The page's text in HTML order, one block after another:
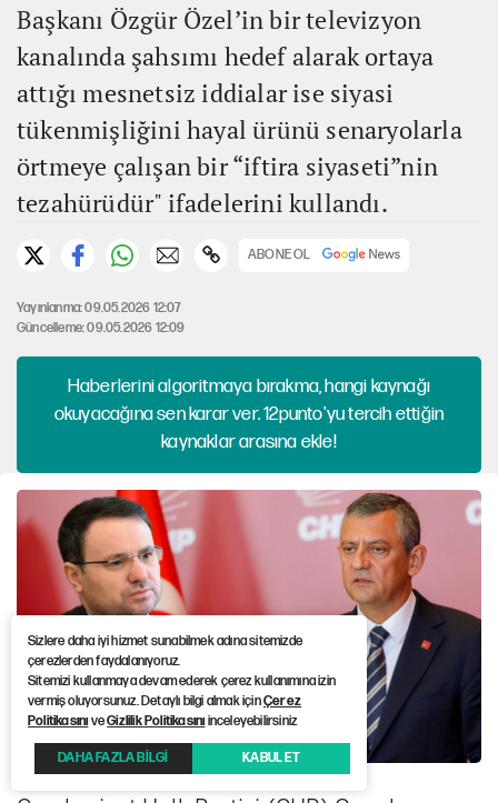
Başkanı Özgür Özel’in bir televizyon
kanalında şahsımı hedef alarak ortaya
attığı mesnetsiz iddialar ise siyasi
tükenmişliğini hayal ürünü senaryolarla
örtmeye çalışan bir “iftira siyaseti”nin
tezahürüdür" ifadelerini kullandı.
ABONE OL
Yayınlanma: 09.05.2026 12:07
Güncelleme: 09.05.2026 12:09
Haberlerini algoritmaya bırakma, hangi kaynağı
okuyacağına sen karar ver. 12punto'yu tercih ettiğin
kaynaklar arasına ekle!
Sizlere daha iyi hizmet sunabilmek adına sitemizde
çerezlerden faydalanıyoruz.
Sitemizi kullanmaya devam ederek çerez kullanımına izin
vermiş oluyorsunuz. Detaylı bilgi almak içinÇerez
PolitikasınıveGizlilik Politikasınıinceleyebilirsiniz
DAHA FAZLA BİLGİ KABUL ET